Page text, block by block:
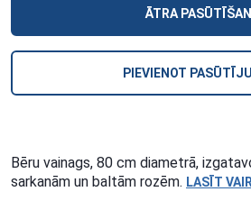
ĀTRA
PIEVIENOT
Bēru vainags, 80 cm diametrā,
sarkanām un baltām rozēm. LASĪT